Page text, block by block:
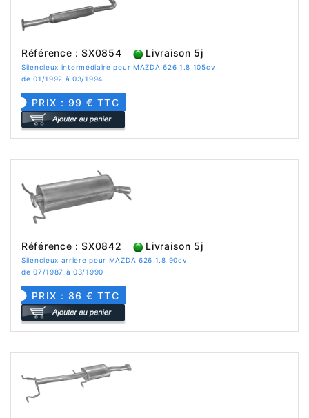
Référence : SX0854 Livraison 5j
Silencieux intermédiaire pour MAZDA 626 1.8 105cv
de 01/1992 à 03/1994
PRIX : 99 € TTC
Référence : SX0842 Livraison 5j
Silencieux arriere pour MAZDA 626 1.8 90cv
de 07/1987 à 03/1990
PRIX : 86 € TTC